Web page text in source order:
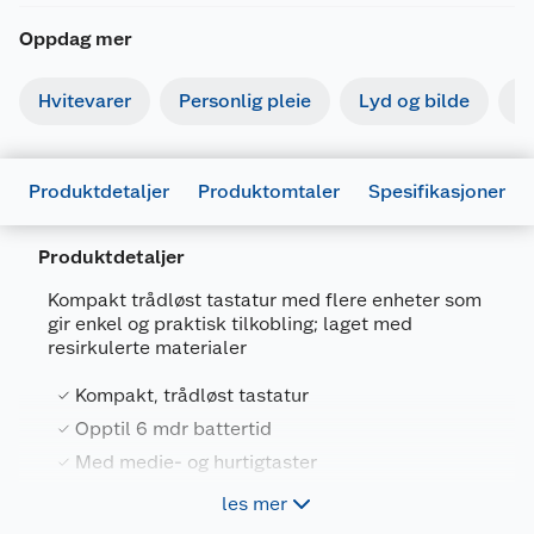
Oppdag mer
Hvitevarer Personlig pleie Lyd og bilde
Produktdetaljer Produktomtaler Spesifikasjoner
Produktdetaljer
Kompakt trådløst tastatur med flere enheter som
gir enkel og praktisk tilkobling; laget med
resirkulerte materialer
Kompakt, trådløst tastatur
Opptil 6 mdr battertid
Med medie- og hurtigtaster
Kompatibelt med laptop, PC,
les mer
Generelt
Artikkelnummer
Leverandørens artikkelnummer
Farge